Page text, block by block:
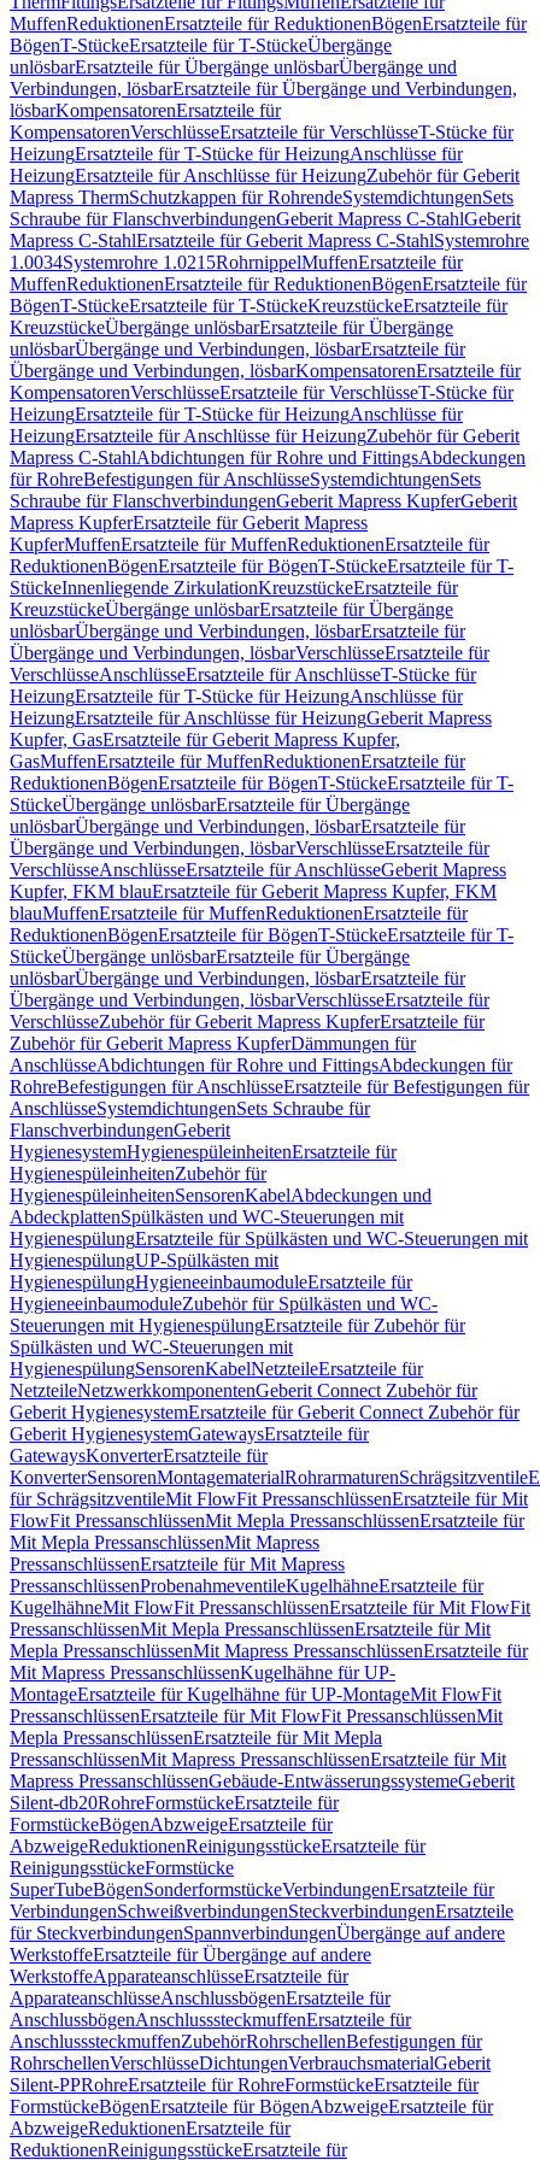
MuffenReduktionenErsatzteile für ReduktionenBögenErsatzteile für
BögenT-StückeErsatzteile für T-StückeÜbergänge
unlösbarErsatzteile für Übergänge unlösbarÜbergänge und
Verbindungen, lösbarErsatzteile für Übergänge und Verbindungen,
lösbarKompensatorenErsatzteile für
KompensatorenVerschlüsseErsatzteile für VerschlüsseT-Stücke für
HeizungErsatzteile für T-Stücke für HeizungAnschlüsse für
HeizungErsatzteile für Anschlüsse für HeizungZubehör für Geberit
Mapress ThermSchutzkappen für RohrendeSystemdichtungenSets
Schraube für FlanschverbindungenGeberit Mapress C-StahlGeberit
Mapress C-StahlErsatzteile für Geberit Mapress C-StahlSystemrohre
1.0034Systemrohre 1.0215RohrnippelMuffenErsatzteile für
MuffenReduktionenErsatzteile für ReduktionenBögenErsatzteile für
BögenT-StückeErsatzteile für T-StückeKreuzstückeErsatzteile für
KreuzstückeÜbergänge unlösbarErsatzteile für Übergänge
unlösbarÜbergänge und Verbindungen, lösbarErsatzteile für
Übergänge und Verbindungen, lösbarKompensatorenErsatzteile für
KompensatorenVerschlüsseErsatzteile für VerschlüsseT-Stücke für
HeizungErsatzteile für T-Stücke für HeizungAnschlüsse für
HeizungErsatzteile für Anschlüsse für HeizungZubehör für Geberit
Mapress C-StahlAbdichtungen für Rohre und FittingsAbdeckungen
für RohreBefestigungen für AnschlüsseSystemdichtungenSets
Schraube für FlanschverbindungenGeberit Mapress KupferGeberit
Mapress KupferErsatzteile für Geberit Mapress
KupferMuffenErsatzteile für MuffenReduktionenErsatzteile für
ReduktionenBögenErsatzteile für BögenT-StückeErsatzteile für T-
StückeInnenliegende ZirkulationKreuzstückeErsatzteile für
KreuzstückeÜbergänge unlösbarErsatzteile für Übergänge
unlösbarÜbergänge und Verbindungen, lösbarErsatzteile für
Übergänge und Verbindungen, lösbarVerschlüsseErsatzteile für
VerschlüsseAnschlüsseErsatzteile für AnschlüsseT-Stücke für
HeizungErsatzteile für T-Stücke für HeizungAnschlüsse für
HeizungErsatzteile für Anschlüsse für HeizungGeberit Mapress
Kupfer, GasErsatzteile für Geberit Mapress Kupfer,
GasMuffenErsatzteile für MuffenReduktionenErsatzteile für
ReduktionenBögenErsatzteile für BögenT-StückeErsatzteile für T-
StückeÜbergänge unlösbarErsatzteile für Übergänge
unlösbarÜbergänge und Verbindungen, lösbarErsatzteile für
Übergänge und Verbindungen, lösbarVerschlüsseErsatzteile für
VerschlüsseAnschlüsseErsatzteile für AnschlüsseGeberit Mapress
Kupfer, FKM blauErsatzteile für Geberit Mapress Kupfer, FKM
blauMuffenErsatzteile für MuffenReduktionenErsatzteile für
ReduktionenBögenErsatzteile für BögenT-StückeErsatzteile für T-
StückeÜbergänge unlösbarErsatzteile für Übergänge
unlösbarÜbergänge und Verbindungen, lösbarErsatzteile für
Übergänge und Verbindungen, lösbarVerschlüsseErsatzteile für
VerschlüsseZubehör für Geberit Mapress KupferErsatzteile für
Zubehör für Geberit Mapress KupferDämmungen für
AnschlüsseAbdichtungen für Rohre und FittingsAbdeckungen für
RohreBefestigungen für AnschlüsseErsatzteile für Befestigungen für
AnschlüsseSystemdichtungenSets Schraube für
FlanschverbindungenGeberit
HygienesystemHygienespüleinheitenErsatzteile für
HygienespüleinheitenZubehör für
HygienespüleinheitenSensorenKabelAbdeckungen und
AbdeckplattenSpülkästen und WC-Steuerungen mit
HygienespülungErsatzteile für Spülkästen und WC-Steuerungen mit
HygienespülungUP-Spülkästen mit
HygienespülungHygieneeinbaumoduleErsatzteile für
HygieneeinbaumoduleZubehör für Spülkästen und WC-
Steuerungen mit HygienespülungErsatzteile für Zubehör für
Spülkästen und WC-Steuerungen mit
HygienespülungSensorenKabelNetzteileErsatzteile für
NetzteileNetzwerkkomponentenGeberit Connect Zubehör für
Geberit HygienesystemErsatzteile für Geberit Connect Zubehör für
Geberit HygienesystemGatewaysErsatzteile für
GatewaysKonverterErsatzteile für
KonverterSensorenMontagematerialRohrarmaturenSchrägsitzventile
für SchrägsitzventileMit FlowFit PressanschlüssenErsatzteile für Mit
FlowFit PressanschlüssenMit Mepla PressanschlüssenErsatzteile für
Mit Mepla PressanschlüssenMit Mapress
PressanschlüssenErsatzteile für Mit Mapress
PressanschlüssenProbenahmeventileKugelhähneErsatzteile für
KugelhähneMit FlowFit PressanschlüssenErsatzteile für Mit FlowFit
PressanschlüssenMit Mepla PressanschlüssenErsatzteile für Mit
Mepla PressanschlüssenMit Mapress PressanschlüssenErsatzteile für
Mit Mapress PressanschlüssenKugelhähne für UP-
MontageErsatzteile für Kugelhähne für UP-MontageMit FlowFit
PressanschlüssenErsatzteile für Mit FlowFit PressanschlüssenMit
Mepla PressanschlüssenErsatzteile für Mit Mepla
PressanschlüssenMit Mapress PressanschlüssenErsatzteile für Mit
Mapress PressanschlüssenGebäude-EntwässerungssystemeGeberit
Silent-db20RohreFormstückeErsatzteile für
FormstückeBögenAbzweigeErsatzteile für
AbzweigeReduktionenReinigungsstückeErsatzteile für
ReinigungsstückeFormstücke
SuperTubeBögenSonderformstückeVerbindungenErsatzteile für
VerbindungenSchweißverbindungenSteckverbindungenErsatzteile
für SteckverbindungenSpannverbindungenÜbergänge auf andere
WerkstoffeErsatzteile für Übergänge auf andere
WerkstoffeApparateanschlüsseErsatzteile für
ApparateanschlüsseAnschlussbögenErsatzteile für
AnschlussbögenAnschlusssteckmuffenErsatzteile für
AnschlusssteckmuffenZubehörRohrschellenBefestigungen für
RohrschellenVerschlüsseDichtungenVerbrauchsmaterialGeberit
Silent-PPRohreErsatzteile für RohreFormstückeErsatzteile für
FormstückeBögenErsatzteile für BögenAbzweigeErsatzteile für
AbzweigeReduktionenErsatzteile für
ReduktionenReinigungsstückeErsatzteile für